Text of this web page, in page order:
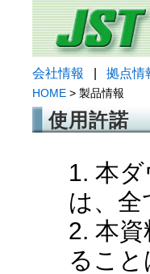
会社情報 拠点情
HOME > 製品情報
使用許諾
1. 本
は、全
2. 本
るこ